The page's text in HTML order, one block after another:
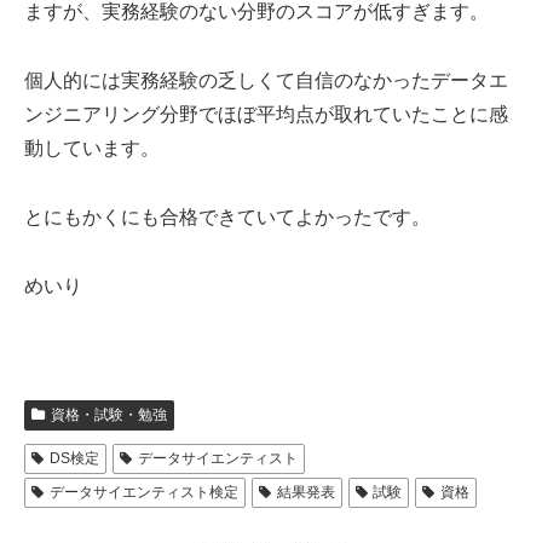
ますが、実務経験のない分野のスコアが低すぎます。
個人的には実務経験の乏しくて自信のなかったデータエ
ンジニアリング分野でほぼ平均点が取れていたことに感
動しています。
とにもかくにも合格できていてよかったです。
めいり
資格・試験・勉強
DS検定
データサイエンティスト
データサイエンティスト検定
結果発表 試験 資格